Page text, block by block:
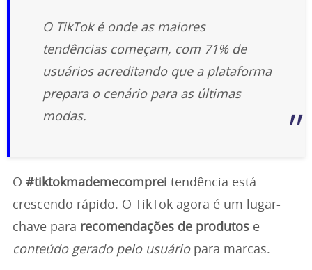
O TikTok é onde as maiores
tendências começam, com 71% de
usuários acreditando que a plataforma
prepara o cenário para as últimas
modas.
O #tiktokmademecomprei tendência está
crescendo rápido. O TikTok agora é um lugar-
chave para recomendações de produtos e
conteúdo gerado pelo usuáriopara marcas.